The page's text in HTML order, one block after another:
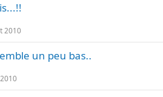
2010
un peu bas..